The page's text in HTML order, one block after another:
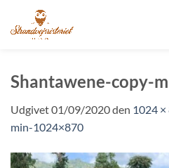
indhold
Shantawene-copy-
Udgivet01/09/2020den 1024 ×
min-1024×870